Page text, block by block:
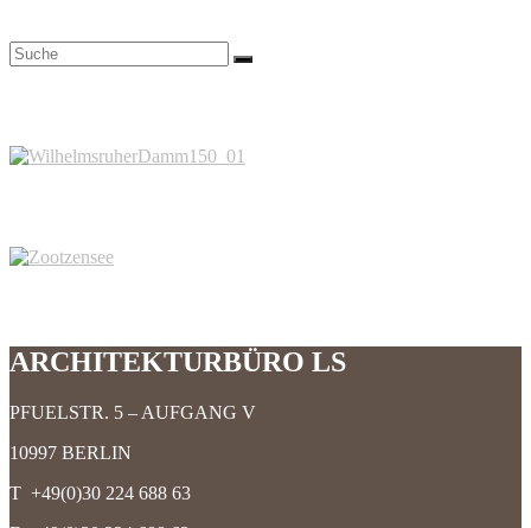
ARCHITEKTURBÜRO LS
PFUELSTR. 5 – AUFGANG V
10997 BERLIN
T +49(0)30 224 688 63